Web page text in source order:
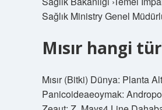
Sağlık Ministry Genel
Mısır hangi
Mısır (Bitki) Dünya: Planta
Panicoideaeoymak: